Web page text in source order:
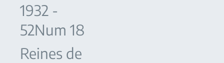
1932 -
52Num 18
Reines de